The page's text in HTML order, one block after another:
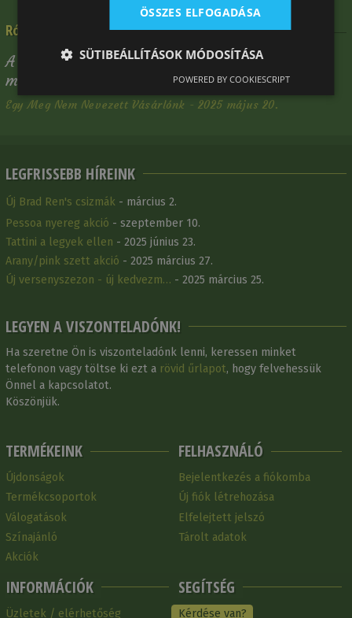
Rólunk mondták
A megrendelt árút időben, megkaptam. Az árú
minősége kifogástalan.
Egy Meg Nem Nevezett Vásárlónk - 2025 május 20.
LEGFRISSEBB HÍREINK
Új Brad Ren's csizmák - március 2.
Pessoa nyereg akció - szeptember 10.
Tattini a legyek ellen - 2025 június 23.
Arany/pink szett akció - 2025 március 27.
Új versenyszezon - új kedvezm… - 2025 március 25.
LEGYEN A VISZONTELADÓNK!
Ha szeretne Ön is viszonteladónk lenni, keressen minket
telefonon vagy töltse ki ezt a rövid űrlapot, hogy felvehessük
Önnel a kapcsolatot.
Köszönjük.
TERMÉKEINK
Újdonságok
Termékcsoportok
Válogatások
Színajánló
Akciók
INFORMÁCIÓK
Üzletek / elérhetőség
FELHASZNÁLÓ
Bejelentkezés a fiókomba
Új fiók létrehozása
Elfelejtett jelszó
Tárolt adatok
SEGÍTSÉG
Kérdése van?
ÖSSZES ELFOGADÁSA
SÜTIBEÁLLÍTÁSOK MÓDOSÍTÁSA
POWERED BY COOKIESCRIPT